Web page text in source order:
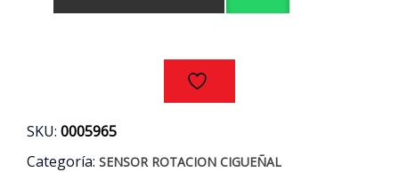
SKU: 0005965
Categoría: SENSOR ROTACION CIGUEÑAL